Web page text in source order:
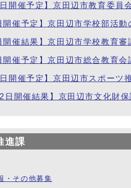
開催予定】京田辺市教育委員
開催予定】京田辺市学校部活
開催結果】京田辺市学校教育審
開催予定】京田辺市総合教育会
開催予定】京田辺市スポーツ
日開催結果】京田辺市文化財保
進課
・その他募集